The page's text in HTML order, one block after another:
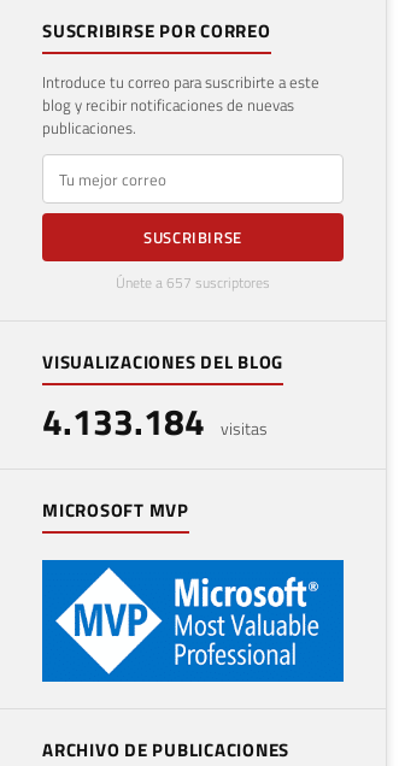
SUSCRIBIRSE POR CORREO
Introduce tu correo para suscribirte a este
blog y recibir notificaciones de nuevas
publicaciones.
E-mail
SUSCRIBIRSE
Únete a 657 suscriptores
VISUALIZACIONES DEL BLOG
4.133.184 visitas
MICROSOFT MVP
ARCHIVO DE PUBLICACIONES